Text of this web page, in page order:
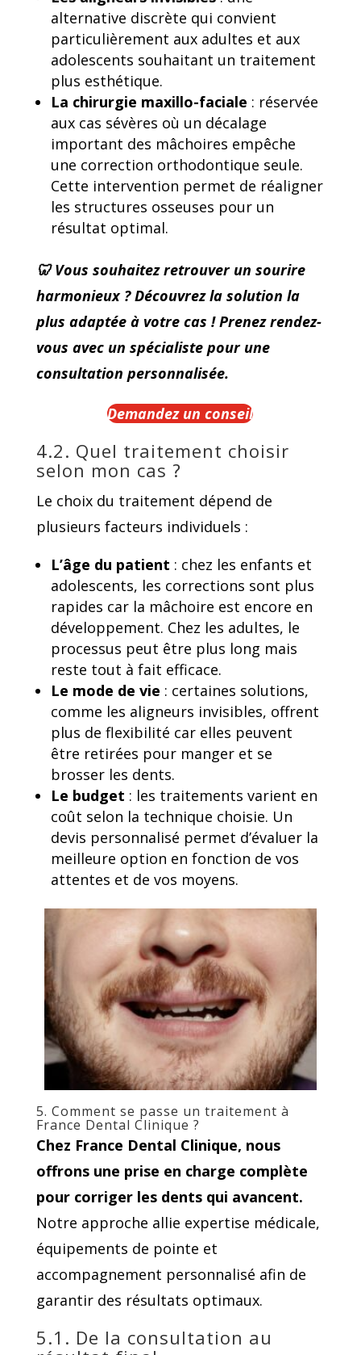
alternative discrète qui convient
particulièrement aux adultes et aux
adolescents souhaitant un traitement
plus esthétique.
La chirurgie maxillo-faciale : réservée
aux cas sévères où un décalage
important des mâchoires empêche
une correction orthodontique seule.
Cette intervention permet de réaligner
les structures osseuses pour un
résultat optimal.
🦷 Vous souhaitez retrouver un sourire
harmonieux ? Découvrez la solution la
plus adaptée à votre cas ! Prenez rendez-
vous avec un spécialiste pour une
consultation personnalisée.
Demandez un conseil
4.2. Quel traitement choisir
selon mon cas ?
Le choix du traitement dépend de
plusieurs facteurs individuels :
L’âge du patient : chez les enfants et
adolescents, les corrections sont plus
rapides car la mâchoire est encore en
développement. Chez les adultes, le
processus peut être plus long mais
reste tout à fait efficace.
Le mode de vie : certaines solutions,
comme les aligneurs invisibles, offrent
plus de flexibilité car elles peuvent
être retirées pour manger et se
brosser les dents.
Le budget : les traitements varient en
coût selon la technique choisie. Un
devis personnalisé permet d’évaluer la
meilleure option en fonction de vos
attentes et de vos moyens.
5. Comment se passe un traitement à
France Dental Clinique ?
Chez France Dental Clinique, nous
offrons une prise en charge complète
pour corriger les dents qui avancent.
Notre approche allie expertise médicale,
équipements de pointe et
accompagnement personnalisé afin de
garantir des résultats optimaux.
5.1. De la consultation au